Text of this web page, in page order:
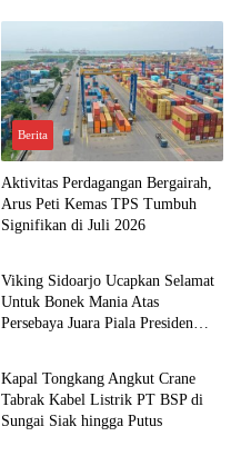
Berita
Aktivitas Perdagangan Bergairah,
Arus Peti Kemas TPS Tumbuh
Signifikan di Juli 2026
Berita
Viking Sidoarjo Ucapkan Selamat
Untuk Bonek Mania Atas
Persebaya Juara Piala Presiden
Berita
Kapal Tongkang Angkut Crane
Tabrak Kabel Listrik PT BSP di
Sungai Siak hingga Putus
Berita